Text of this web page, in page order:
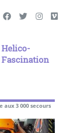
Helico-
Fascination
aux 3 000 secours